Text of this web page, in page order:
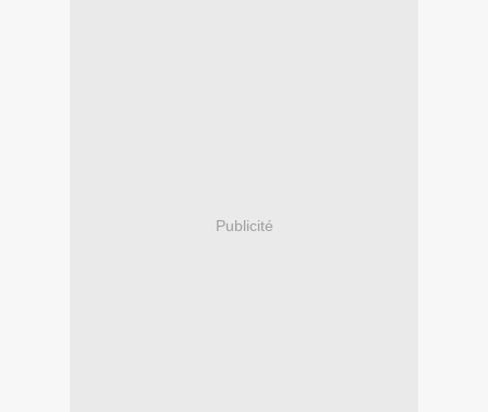
Publicité